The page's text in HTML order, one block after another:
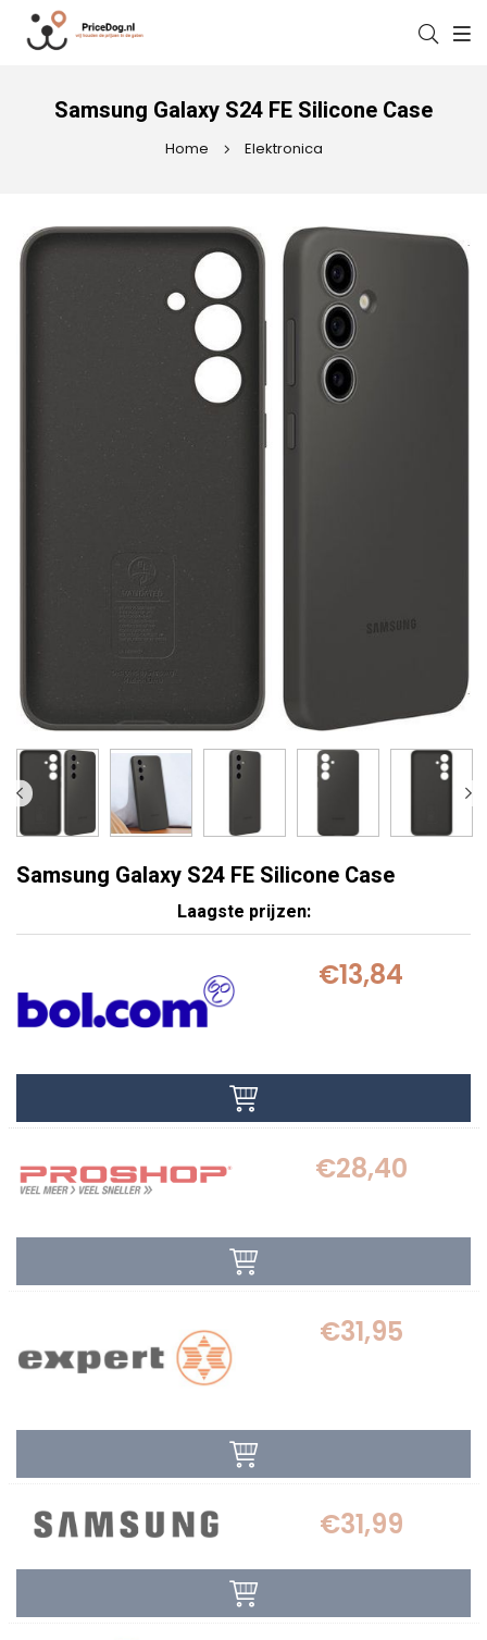
Samsung Galaxy S24 FE Silicone Case
Home Elektronica
Samsung Galaxy S24 FE Silicone Case
Laagste prijzen:
€13,84
€28,40
€31,95
€31,99